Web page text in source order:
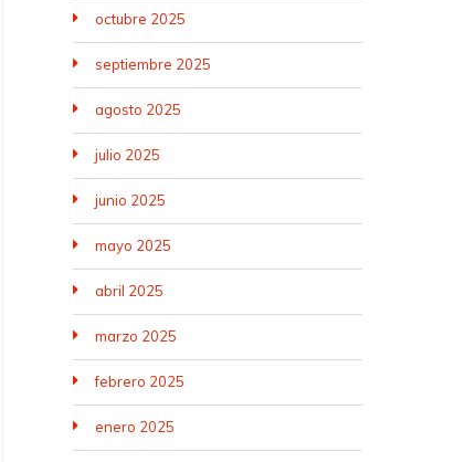
octubre 2025
septiembre 2025
agosto 2025
julio 2025
junio 2025
mayo 2025
abril 2025
marzo 2025
febrero 2025
enero 2025